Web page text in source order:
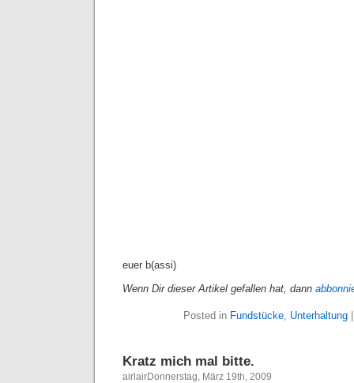
euer b(assi)
Wenn Dir dieser Artikel gefallen hat, dann
Posted in Fundstücke, Unterhaltung
Kratz mich mal bitte.
airlairDonnerstag, März 19th, 2009